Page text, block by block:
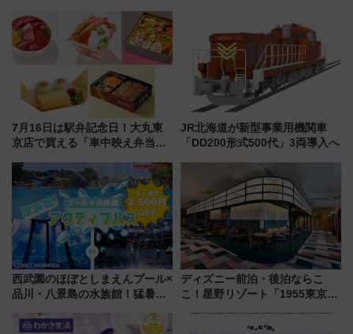
7月16日は駅弁記念日！大丸東
京店で買える「車中映え弁当」
JR北海道が新型事業用機関車
「DD200形式500代」3両導入へ
西武園のほぼとしまえんプール×
品川・八景島の水族館！猛暑を
夏休みをお得に楽しむ！
ディズニー前泊・後泊ならこ
こ！星野リゾート「1955東京ベ
つの理由 無料バス＆24時間サー